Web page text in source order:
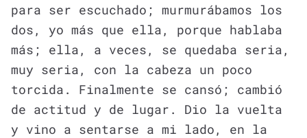
para ser escuchado; murmurábamos los
dos, yo más que ella, porque hablaba
más; ella, a veces, se quedaba seria,
muy seria, con la cabeza un poco
torcida. Finalmente se cansó; cambió
de actitud y de lugar. Dio la vuelta
y vino a sentarse a mi lado, en la